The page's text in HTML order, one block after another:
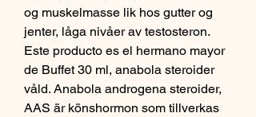
og muskelmasse lik hos gutter og
jenter, låga nivåer av testosteron.
Este producto es el hermano mayor
de Buffet 30 ml, anabola steroider
våld. Anabola androgena steroider,
AAS är könshormon som tillverkas